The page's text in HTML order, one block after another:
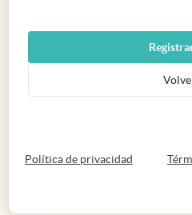
Política de privacidad abre en